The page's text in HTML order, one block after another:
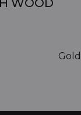
WOOD
Gold